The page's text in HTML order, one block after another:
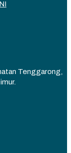
Tenggarong,